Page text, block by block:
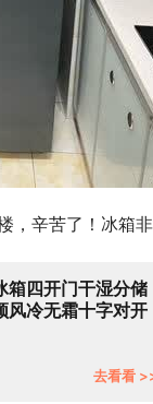
辛苦了！冰箱
箱四开门干湿分储
风冷无霜十字对开
去看看